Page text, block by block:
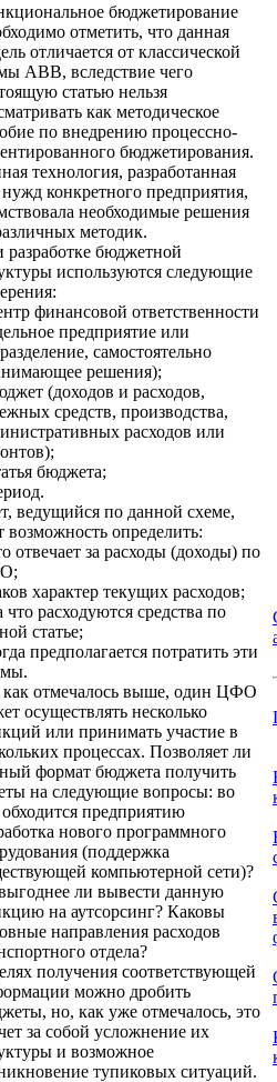
бюджетирование
отметить, что данная
отличается от классической
ABB, вследствие чего
статью нельзя
как методическое
по внедрению процессно-
бюджетирования.
технология, разработанная
нужд конкретного предприятия,
необходимые решения
методик.
разработке бюджетной
используются следующие
финансовой ответственности
предприятие или
самостоятельно
решения);
(доходов и расходов,
средств, производства,
расходов или
бюджета;
ведущийся по данной схеме,
возможность определить:
отвечает за расходы (доходы) по
характер текущих расходов;
что расходуются средства по
статье;
предполагается потратить эти
отмечалось выше, один ЦФО
осуществлять несколько
или принимать участие в
процессах. Позволяет ли
формат бюджета получить
на следующие вопросы: во
предприятию
нового программного
(поддержка
компьютерной сети)?
ли вывести данную
на аутсорсинг? Каковы
направления расходов
отдела?
получения соответствующей
можно дробить
но, как уже отмечалось, это
за собой усложнение их
и возможное
тупиковых ситуаций.